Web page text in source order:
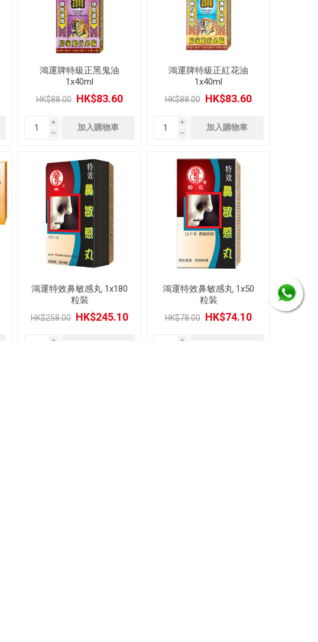
鴻運牌特級正黑鬼油
1x40ml
HK$88.00 HK$83.60
i
h
鴻運牌特級正紅花油
1x40ml
HK$88.00 HK$83.60
i
h
鴻運特效鼻敏感丸 1x180
粒裝
HK$258.00 HK$245.10
i
鴻運特效鼻敏感丸 1x50
粒裝
HK$78.00 HK$74.10
i